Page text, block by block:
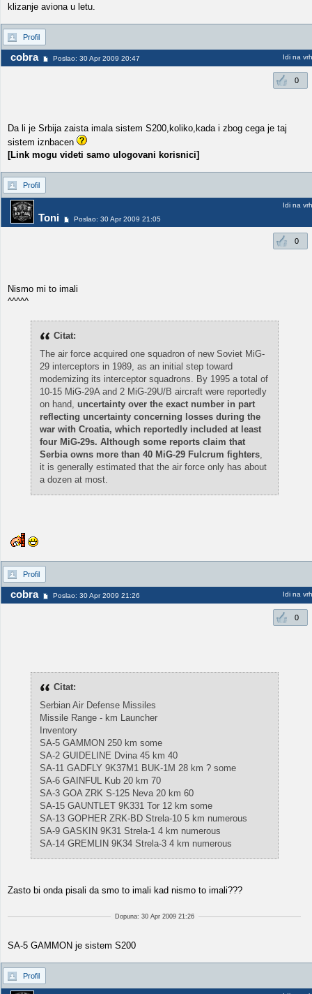
klizanje aviona u letu.
Profil
cobra Poslao: 30 Apr 2009 20:47 Idi na vrh
0
Da li je Srbija zaista imala sistem S200,koliko,kada i zbog cega je taj
sistem iznbacen
[Link mogu videti samo ulogovani korisnici]
Profil
Toni Poslao: 30 Apr 2009 21:05
Idi na vrh
0
Nismo mi to imali
^^^^^
Citat:
The air force acquired one squadron of new Soviet MiG-
29 interceptors in 1989, as an initial step toward
modernizing its interceptor squadrons. By 1995 a total of
10-15 MiG-29A and 2 MiG-29U/B aircraft were reportedly
on hand, uncertainty over the exact number in part
reflecting uncertainty concerning losses during the
war with Croatia, which reportedly included at least
four MiG-29s. Although some reports claim that
Serbia owns more than 40 MiG-29 Fulcrum fighters,
it is generally estimated that the air force only has about
a dozen at most.
Profil
cobra Poslao: 30 Apr 2009 21:26 Idi na vrh
0
Citat:
Serbian Air Defense Missiles
Missile Range - km Launcher
Inventory
SA-5 GAMMON 250 km some
SA-2 GUIDELINE Dvina 45 km 40
SA-11 GADFLY 9K37M1 BUK-1M 28 km ? some
SA-6 GAINFUL Kub 20 km 70
SA-3 GOA ZRK S-125 Neva 20 km 60
SA-15 GAUNTLET 9K331 Tor 12 km some
SA-13 GOPHER ZRK-BD Strela-10 5 km numerous
SA-9 GASKIN 9K31 Strela-1 4 km numerous
SA-14 GREMLIN 9K34 Strela-3 4 km numerous
Zasto bi onda pisali da smo to imali kad nismo to imali???
Dopuna: 30 Apr 2009 21:26
SA-5 GAMMON je sistem S200
Profil